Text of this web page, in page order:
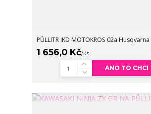
PŮLLITR IKD MOTOKROS 02a Husqvarna
1 656,0 Kč/ks
ANO TO CHCI